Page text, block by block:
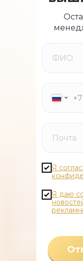
+7
Я
Я даю